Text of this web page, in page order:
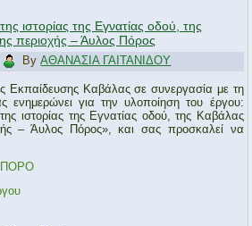
ιστορίας της Εγνατίας οδού, της
περιοχής – Άυλος Πόρος
By ΑΘΑΝΑΣΙΑ ΓΑΙΤΑΝΙΔΟΥ
Εκπαίδευσης Καβάλας σε συνεργασία με τη
για την υλοποίηση του έργου:
ιστορίας της Εγνατίας οδού, της Καβάλας
– Άυλος Πόρος», και σας προσκαλεί να
ΠΟΡΟ